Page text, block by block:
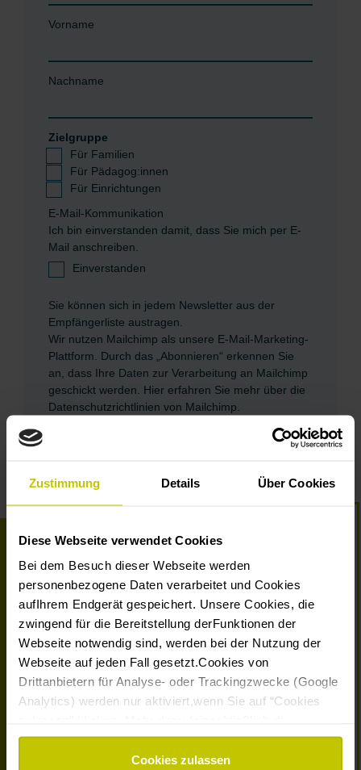
Zustimmung Details Über Cookies
Diese Webseite verwendet Cookies
Bei dem Besuch dieser Webseite werden
personenbezogene Daten verarbeitet und Cookies
aufIhrem Endgerät gespeichert. Unsere Cookies, die
zwingend für die Bereitstellung derFunktionen der
Webseite notwendig sind, werden bei der Nutzung der
Webseite auf jeden Fall gesetzt.Cookies von
Drittanbietern für Analyse- oder Trackingzwecke (Google
Analytics) werden nur aktiviert,wenn Sie auf “Cookies
Möglichkeit,die Einwilligungserklärung zu widerrufen)
erfahren Sie in unsererDatenschutzerklärung
Cookies zulassen
Vorname
Nachname
Zielgruppe
Für Familien
Für Pädagog:innen
Für Einrichtungen
E-Mail-Kommunikation
Ich bin einverstanden damit, dass Sie mich per E-
Mail anschreiben.
Einverstanden
Sie können sich in jedem Newsletter aus der
Empfängerliste austragen.
Wir nutzen Mailchimp als unsere E-Mail-Marketing-
Plattform. Durch das „Abonnieren“ erkennen Sie
an, dass Ihre Daten zur Verarbeitung an Mailchimp
geschickt werden. Hier erfahren Sie mehr über die
Datenschutzrichtlinien von Mailchimp.
Pflichtfelder
Montessori Deutschlandvertritt und vernetzt Montessori-
Bildungseinrichtungen, -Ausbildungsorganisationen und -
Landesverbände in Deutschland auf der Grundlage
etablierter Qualitätsstandards mit dem Ziel, Kindern und
individuelles Potential entfalten und sich in der Welt von